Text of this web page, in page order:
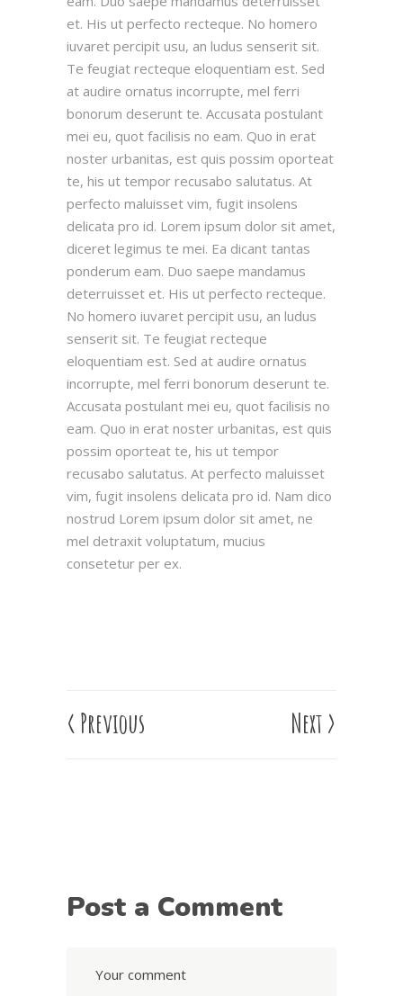
et. His ut perfecto recteque. No homero
iuvaret percipit usu, an ludus senserit sit.
Te feugiat recteque eloquentiam est. Sed
at audire ornatus incorrupte, mel ferri
bonorum deserunt te. Accusata postulant
mei eu, quot facilisis no eam. Quo in erat
noster urbanitas, est quis possim oporteat
te, his ut tempor recusabo salutatus. At
perfecto maluisset vim, fugit insolens
delicata pro id. Lorem ipsum dolor sit amet,
diceret legimus te mei. Ea dicant tantas
ponderum eam. Duo saepe mandamus
deterruisset et. His ut perfecto recteque.
No homero iuvaret percipit usu, an ludus
senserit sit. Te feugiat recteque
eloquentiam est. Sed at audire ornatus
incorrupte, mel ferri bonorum deserunt te.
Accusata postulant mei eu, quot facilisis no
eam. Quo in erat noster urbanitas, est quis
possim oporteat te, his ut tempor
recusabo salutatus. At perfecto maluisset
vim, fugit insolens delicata pro id. Nam dico
nostrud Lorem ipsum dolor sit amet, ne
mel detraxit voluptatum, mucius
consetetur per ex.
< Previous >
Next
Post a Comment